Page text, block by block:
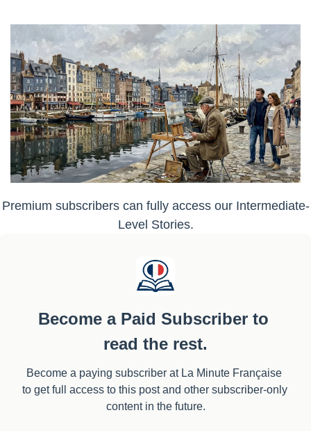
Premium subscribers can fully access our Intermediate-
Level Stories.
Become a Paid Subscriber to
read the rest.
Become a paying subscriber at La Minute Française
to get full access to this post and other subscriber-only
content in the future.